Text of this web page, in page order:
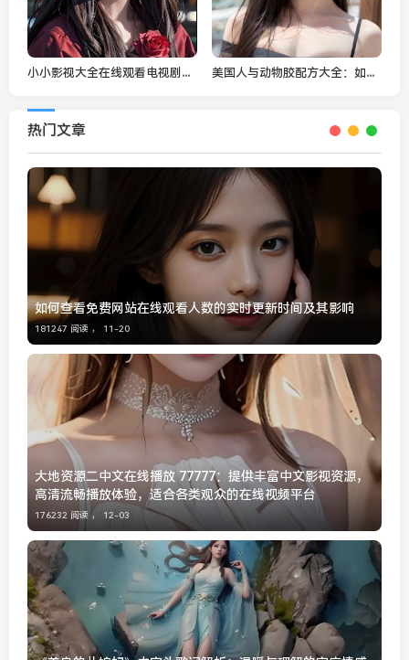
小小影视大全在线观看电视剧免费—畅享最新影视剧，体验高清无广告观看 美国人与动物胶配方大全：如何选择合适的动物胶配方和市场前景分析
热门文章
如何查看免费网站在线观看人数的实时更新时间及其影响
181247 阅读 ， 11-20
大地资源二中文在线播放 77777：提供丰富中文影视资源，
高清流畅播放体验，适合各类观众的在线视频平台
176232 阅读 ， 12-03